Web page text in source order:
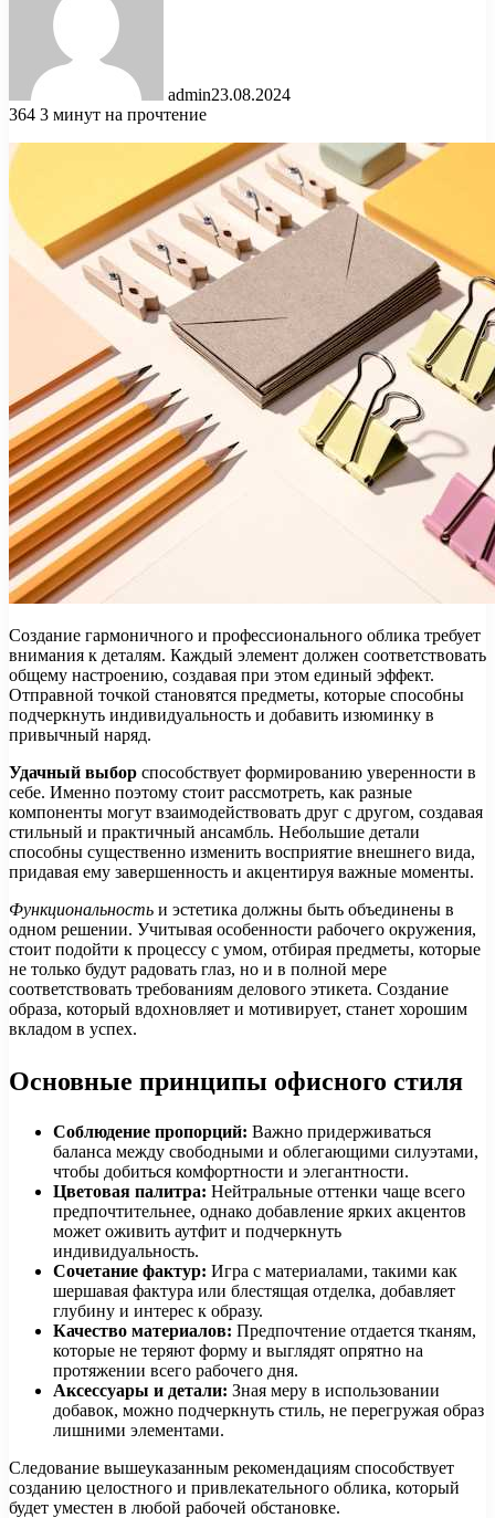
admin23.08.2024
364 3 минут на прочтение
Создание гармоничного и профессионального облика требует
внимания к деталям. Каждый элемент должен соответствовать
общему настроению, создавая при этом единый эффект.
Отправной точкой становятся предметы, которые способны
подчеркнуть индивидуальность и добавить изюминку в
привычный наряд.
Удачный выбор способствует формированию уверенности в
себе. Именно поэтому стоит рассмотреть, как разные
компоненты могут взаимодействовать друг с другом, создавая
стильный и практичный ансамбль. Небольшие детали
способны существенно изменить восприятие внешнего вида,
придавая ему завершенность и акцентируя важные моменты.
Функциональность и эстетика должны быть объединены в
одном решении. Учитывая особенности рабочего окружения,
стоит подойти к процессу с умом, отбирая предметы, которые
не только будут радовать глаз, но и в полной мере
соответствовать требованиям делового этикета. Создание
образа, который вдохновляет и мотивирует, станет хорошим
вкладом в успех.
Основные принципы офисного стиля
Соблюдение пропорций: Важно придерживаться
баланса между свободными и облегающими силуэтами,
чтобы добиться комфортности и элегантности.
Цветовая палитра: Нейтральные оттенки чаще всего
предпочтительнее, однако добавление ярких акцентов
может оживить аутфит и подчеркнуть
индивидуальность.
Сочетание фактур: Игра с материалами, такими как
шершавая фактура или блестящая отделка, добавляет
глубину и интерес к образу.
Качество материалов: Предпочтение отдается тканям,
которые не теряют форму и выглядят опрятно на
протяжении всего рабочего дня.
Аксессуары и детали: Зная меру в использовании
добавок, можно подчеркнуть стиль, не перегружая образ
лишними элементами.
Следование вышеуказанным рекомендациям способствует
созданию целостного и привлекательного облика, который
будет уместен в любой рабочей обстановке.